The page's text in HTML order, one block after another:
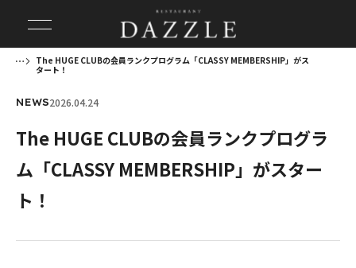
The HUGE CLUBの会員ランクプログラム「CLASSY MEMBERSHIP」がス
タート！
NEWS2026.04.24
The HUGE CLUBの会員ランクプログラ
ム「CLASSY MEMBERSHIP」がスター
ト！